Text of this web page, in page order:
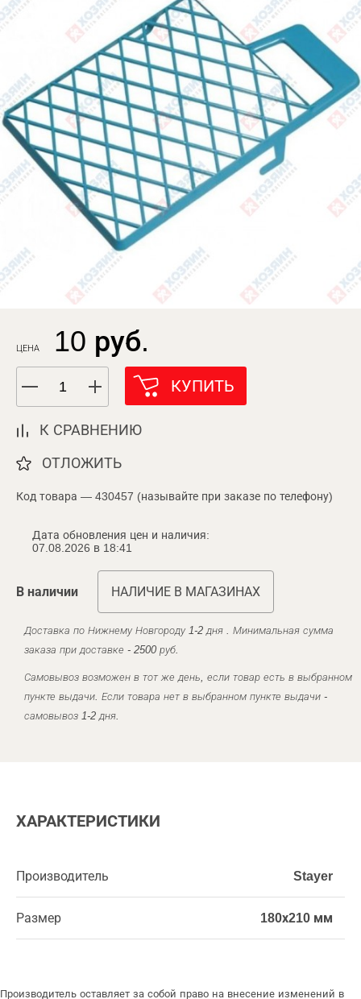
ЦЕНА 10 руб.
КУПИТЬ
К СРАВНЕНИЮ
ОТЛОЖИТЬ
Код товара — 430457 (называйте при заказе по телефону)
Дата обновления цен и наличия:
07.08.2026 в 18:41
В наличии НАЛИЧИЕ В МАГАЗИНАХ
Доставка по Нижнему Новгороду 1-2 дня . Минимальная сумма
заказа при доставке - 2500 руб.
Самовывоз возможен в тот же день, если товар есть в выбранном
пункте выдачи. Если товара нет в выбранном пункте выдачи -
самовывоз 1-2 дня.
ХАРАКТЕРИСТИКИ
Производитель Stayer
Размер 180х210 мм
Производитель оставляет за собой право на внесение изменений в